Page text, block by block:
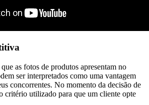
as fotos de produtos apresentam no
ser interpretados como uma vantagem
concorrentes. No momento da decisão de
critério utilizado para que um cliente opte